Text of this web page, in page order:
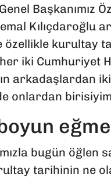
Başkanımız
özellikle kurultay
iki Cumhuriyet
arkadaşlardan
onlardan
bugün öğlen
tarihinin ne